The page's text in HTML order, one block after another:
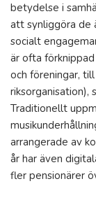
betydelse i
att synliggöra de
socialt
är ofta
och föreningar,
Traditionellt
arrangerade av
år har även
fler pensionärer